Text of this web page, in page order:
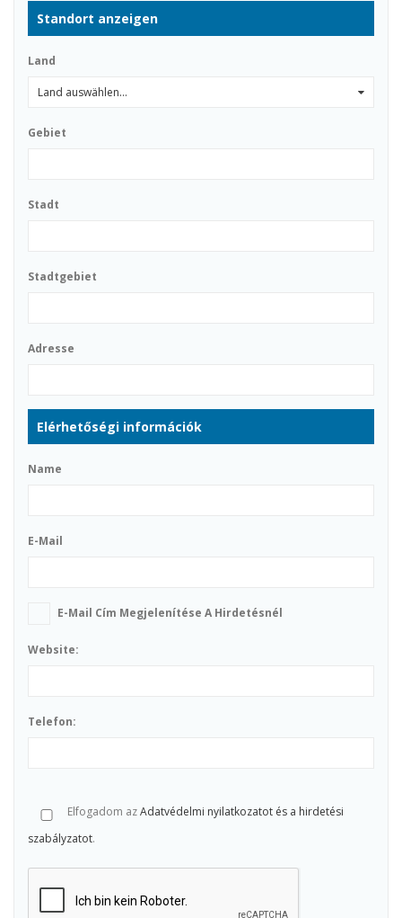
Standort anzeigen
Land
Land auswählen...
Gebiet
Stadt
Stadtgebiet
Adresse
Elérhetőségi információk
Name
E-Mail
E-Mail Cím Megjelenítése A Hirdetésnél
Website:
Telefon:
Elfogadom azAdatvédelmi nyilatkozatot és a hirdetési
szabályzatot.